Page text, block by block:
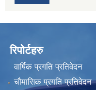
रिपोर्टहरु
वार्षिक प्रगति प्रतिवेदन
चौमासिक प्रगति प्रतिवेदन